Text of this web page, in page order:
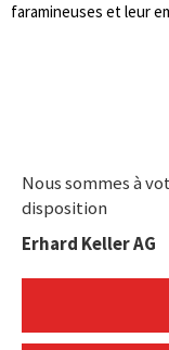
faramineuses et leur
Nous sommes à
disposition
Erhard Keller AG